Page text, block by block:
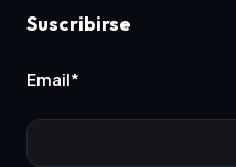
Suscribirse
Email*